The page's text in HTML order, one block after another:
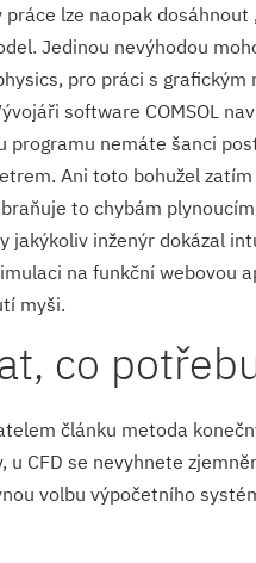
lze naopak
Jedinou nevýhodou
pro práci s
software COMSOL
nemáte šanci
Ani toto bohužel
to chybám
jakýkoliv inženýr dokázal
na funkční webovou
myši.
co
článku metoda
u CFD se nevyhnete
volbu výpočetního